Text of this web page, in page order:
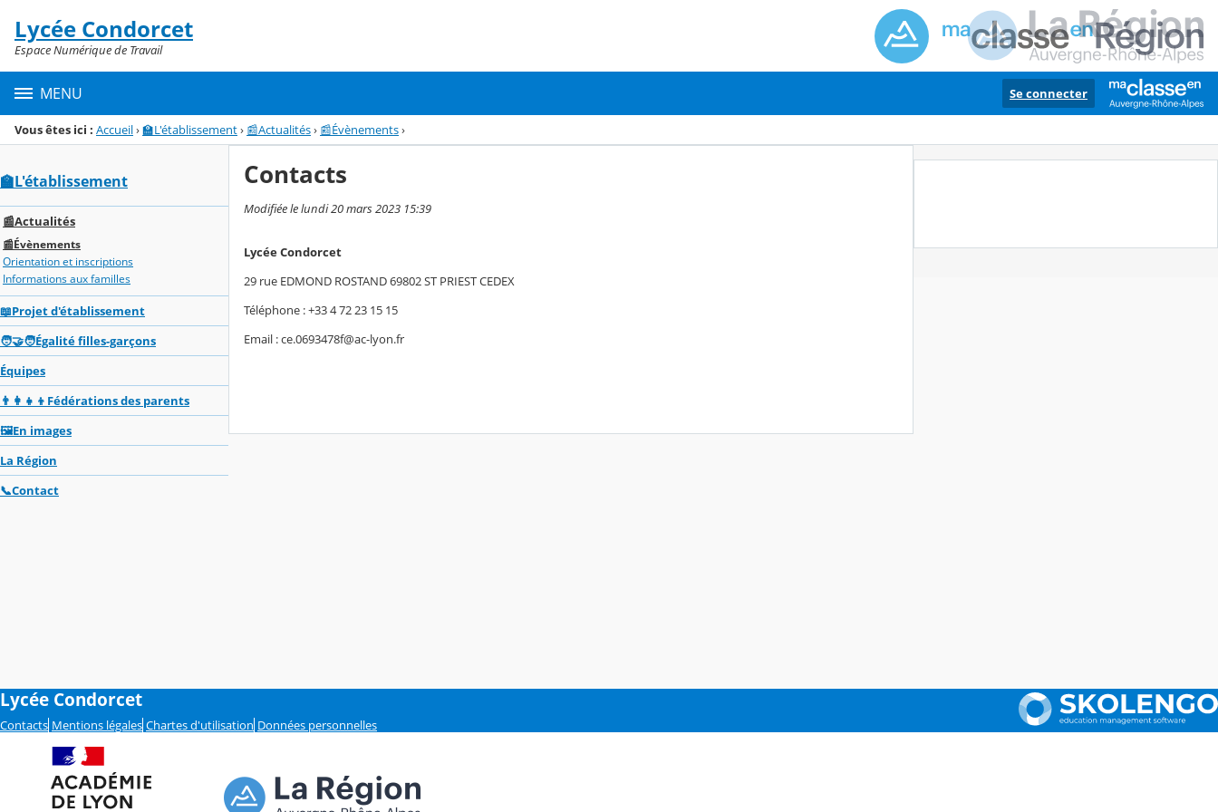
Menu de la rubrique
Contenu
Lycée Condorcet
Espace Numérique de Travail
MENU Se connecter
Vous êtes ici : Accueil›🏫L'établissement› 📰Actualités› 📰Évènements›
🏫L'établissement
📰Actualités
📰Évènements
Orientation et inscriptions
Informations aux familles
📖Projet d'établissement
🧑‍🤝‍🧑Égalité filles-garçons
Équipes
👨‍👩‍👧‍👦Fédérations des parents
🖼️En images
La Région
📞Contact
Contacts
Modifiée le lundi 20 mars 2023 15:39
Lycée Condorcet
29 rue EDMOND ROSTAND 69802 ST PRIEST CEDEX
Téléphone : +33 4 72 23 15 15
Email : ce.0693478f@ac-lyon.fr
Lycée Condorcet
Contacts Mentions légales Chartes d'utilisation Données personnelles